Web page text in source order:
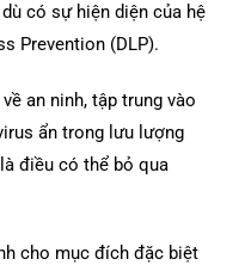
có sự hiện diện của hệ
Prevention (DLP).
an ninh, tập trung vào
ẩn trong lưu lượng
điều có thể bỏ qua
cho mục đích đặc biệt